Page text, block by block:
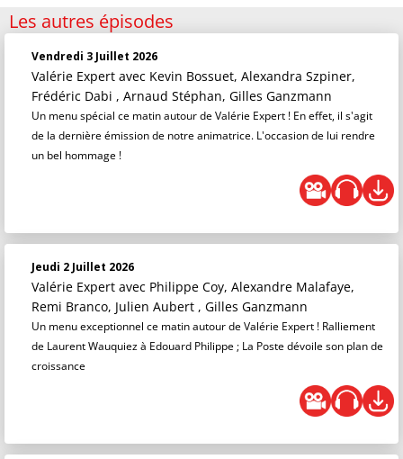
Les autres épisodes
Vendredi 3 Juillet 2026
Valérie Expert avec Kevin Bossuet, Alexandra Szpiner,
Frédéric Dabi , Arnaud Stéphan, Gilles Ganzmann
Un menu spécial ce matin autour de Valérie Expert ! En effet, il s'agit
de la dernière émission de notre animatrice. L'occasion de lui rendre
un bel hommage !
Jeudi 2 Juillet 2026
Valérie Expert avec Philippe Coy, Alexandre Malafaye,
Remi Branco, Julien Aubert , Gilles Ganzmann
Un menu exceptionnel ce matin autour de Valérie Expert ! Ralliement
de Laurent Wauquiez à Edouard Philippe ; La Poste dévoile son plan de
croissance